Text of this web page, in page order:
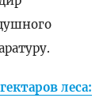
леса: